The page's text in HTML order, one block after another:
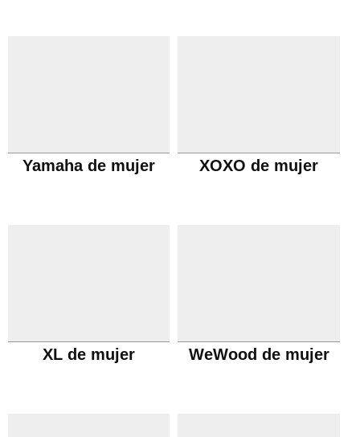
Yamaha de mujer XOXO de mujer
XL de mujer WeWood de mujer